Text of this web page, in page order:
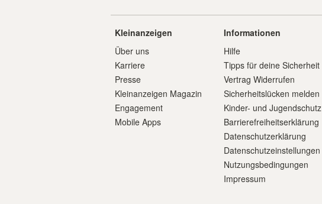
Kleinanzeigen
Über uns
Karriere
Presse
Kleinanzeigen Magazin
Engagement
Mobile Apps
Informationen
Hilfe
Tipps für deine Sicherheit
Vertrag Widerrufen
Sicherheitslücken melden
Kinder- und Jugendschutz
Barrierefreiheitserklärung
Datenschutzerklärung
Datenschutzeinstellungen
Nutzungsbedingungen
Impressum